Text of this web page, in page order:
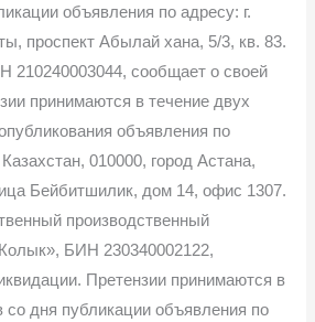
объявления по адресу: г.
проспект Абылай хана, 5/3, кв. 83.
210240003044, сообщает о своей
принимаются в течение двух
объявления по
010000, город Астана,
Бейбитшилик, дом 14, офис 1307.
производственный
БИН 230340002122,
Претензии принимаются в
со дня публикации объявления по